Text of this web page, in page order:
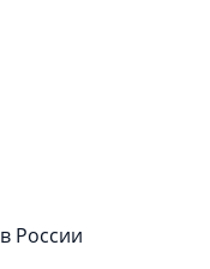
России